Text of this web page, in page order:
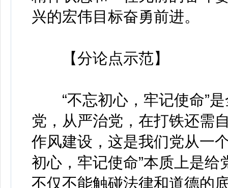
兴的宏伟目标奋勇前进。
【分论点示范】
“不忘初心，牢记使命”是
党，从严治党，在打铁还需
作风建设，这是我们党从一
初心，牢记使命”本质上是
不仅不能触碰法律和道德的